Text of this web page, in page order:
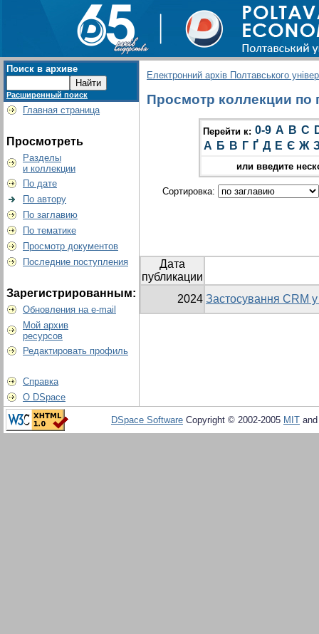
Поиск в архиве
Расширенный поиск
Главная страница
Просмотреть
Разделы
и коллекции
По дате
По автору
По заглавию
По тематике
Просмотр документов
Последние поступления
Зарегистрированным:
Обновления на e-mail
Мой архив
ресурсов
Редактировать профиль
Справка
О DSpace
Електронний архів Полтавського
Просмотр коллекции по
Перейти к: 0-9 A B C
А Б В Г Ґ Д Е Є Ж
или введите
Сортировка:
Дата
публикации
2024 Застосування CRM у
DSpace Software Copyright © 2002-2005 MIT